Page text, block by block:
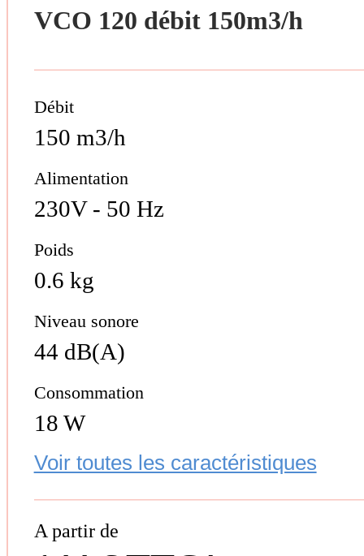
VCO 120 débit 150m3/h
Débit
150 m3/h
Alimentation
230V - 50 Hz
Poids
0.6 kg
Niveau sonore
44 dB(A)
Voir toutes les caractéristiques
Consommation
18 W
A partir de